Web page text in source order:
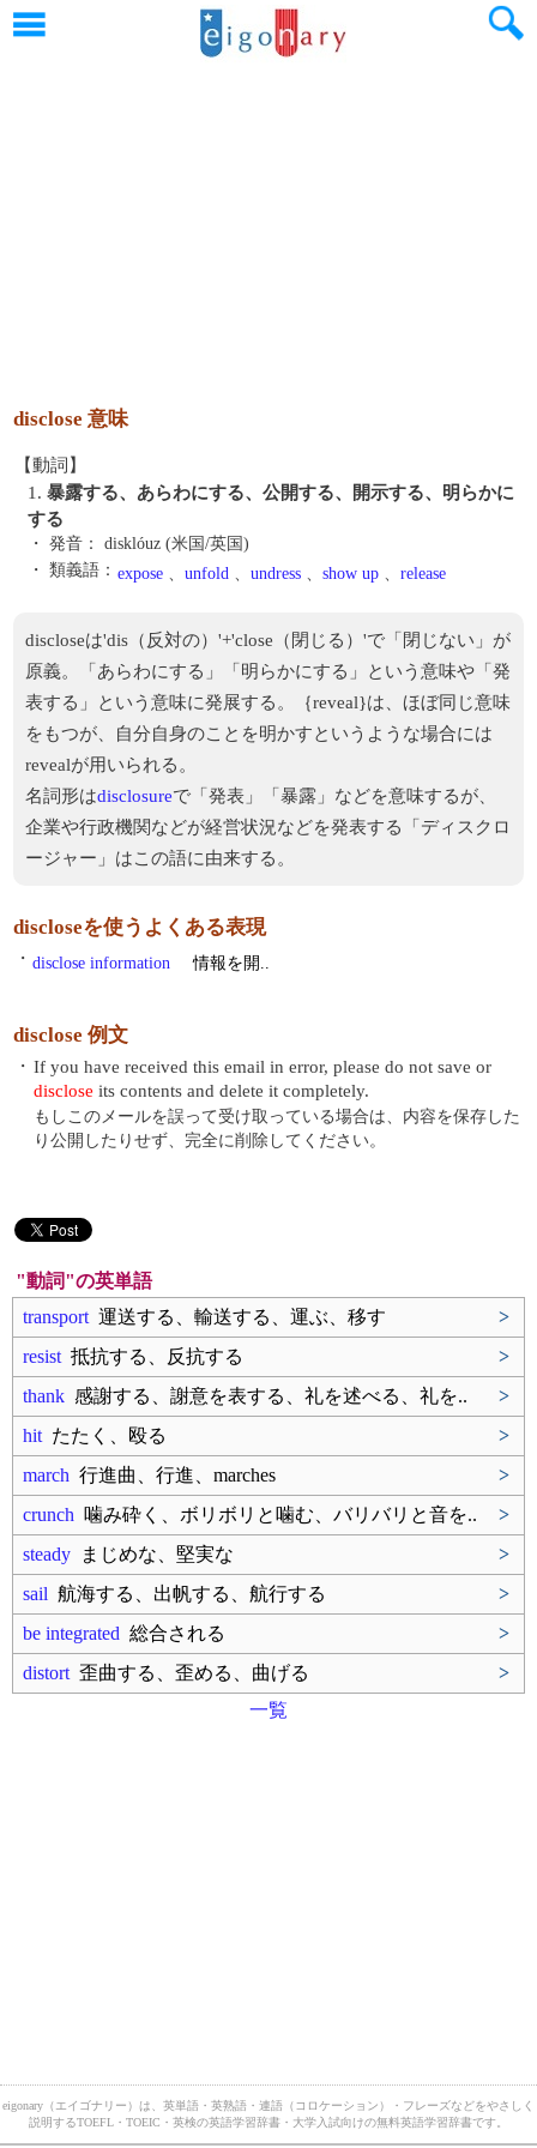
disclose 意味
【動詞】
1. 暴露する、あらわにする、公開する、開示する、明らかに
する
・ 発音：
disklóuz (米国/英国)
・ 類義語： expose 、 unfold 、 undress 、 show up 、 release
discloseは'dis（反対の）'+'close（閉じる）'で「閉じない」が
原義。「あらわにする」「明らかにする」という意味や「発
表する」という意味に発展する。｛reveal}は、ほぼ同じ意味
をもつが、自分自身のことを明かすというような場合には
revealが用いられる。
名詞形はdisclosureで「発表」「暴露」などを意味するが、
企業や行政機関などが経営状況などを発表する「ディスクロ
ージャー」はこの語に由来する。
discloseを使うよくある表現
・ disclose information 情報を開..
disclose 例文
・ If you have received this email in error, please do not save or
disclose its contents and delete it completely.
もしこのメールを誤って受け取っている場合は、内容を保存した
り公開したりせず、完全に削除してください。
"動詞"の英単語
transport 運送する、輸送する、運ぶ、移す
>
resist 抵抗する、反抗する
>
thank 感謝する、謝意を表する、礼を述べる、礼を..
>
hit たたく、殴る
>
march 行進曲、行進、marches
>
crunch 噛み砕く、ボリボリと噛む、バリバリと音を..
>
steady まじめな、堅実な
>
sail 航海する、出帆する、航行する
>
be integrated 総合される
>
distort 歪曲する、歪める、曲げる
>
一覧
eigonary（エイゴナリー）は、英単語・英熟語・連語（コロケーション）・フレーズなどをやさしく
説明するTOEFL・TOEIC・英検の英語学習辞書・大学入試向けの無料英語学習辞書です。